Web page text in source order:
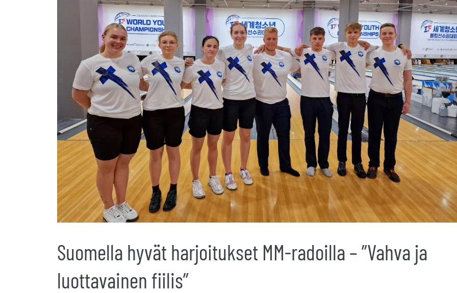
Suomella hyvät harjoitukset MM-radoilla – ”Vahva ja
luottavainen fiilis”